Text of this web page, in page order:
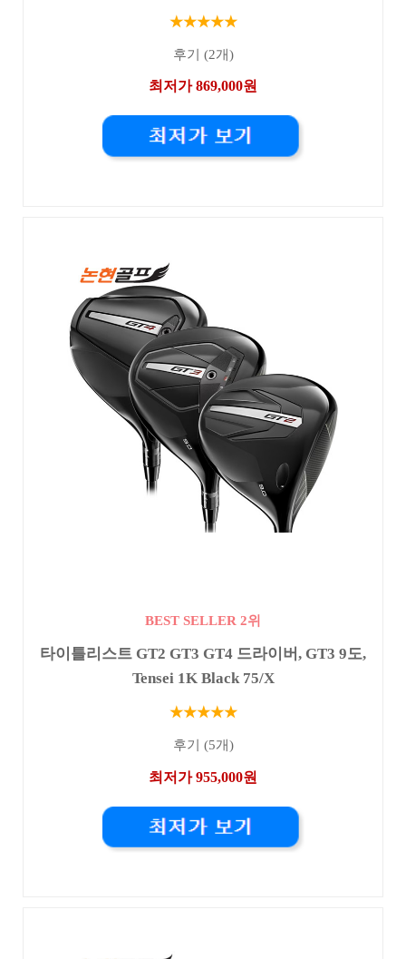
★★★★★
후기 (2개)
최저가 869,000원
BEST SELLER 2위
타이틀리스트 GT2 GT3 GT4 드라이버, GT3 9도,
Tensei 1K Black 75/X
★★★★★
후기 (5개)
최저가 955,000원